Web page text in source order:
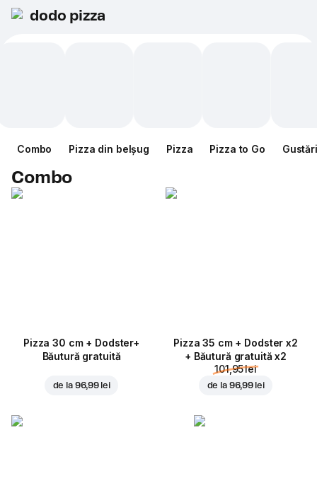
dodo pizza
Combo Pizza din belșug Pizza Pizza to Go Gustări
Combo
Pizza 30 cm + Dodster+
Băutură gratuită
de la 96,99 lei
Pizza 35 cm + Dodster x2
+ Băutură gratuită x2
101,95 lei
de la 96,99 lei